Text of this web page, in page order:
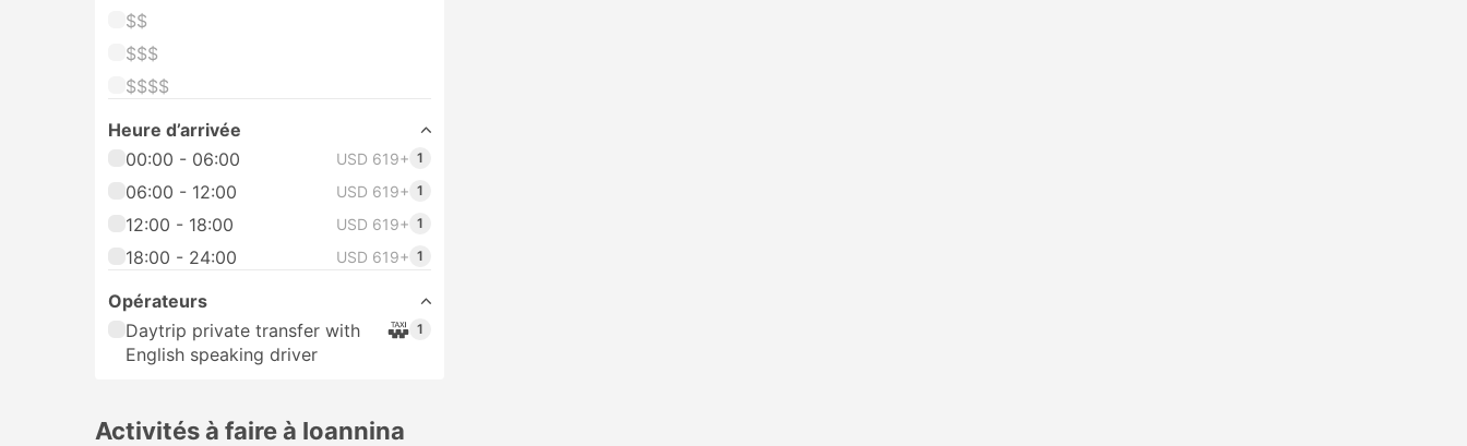
$$
$$$
$$$$
Heure d’arrivée
00:00 - 06:00
USD 619+ 1
06:00 - 12:00 USD 619+ 1
12:00 - 18:00 USD 619+ 1
18:00 - 24:00 USD 619+ 1
Opérateurs
Daytrip private transfer with
English speaking driver
1
Activités à faire à Ioannina